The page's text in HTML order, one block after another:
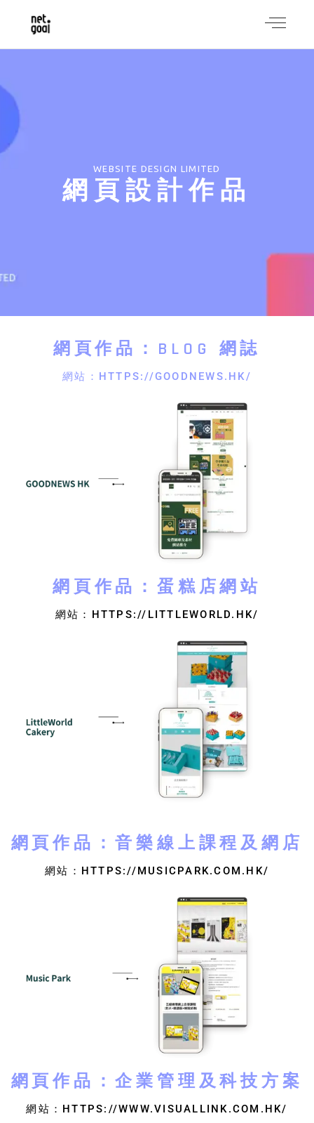
WEBSITE DESIGN LIMITED
網頁設計作品
網頁作品：BLOG 網誌
網站：HTTPS://GOODNEWS.HK/
網頁作品：蛋糕店網站
網站：HTTPS://LITTLEWORLD.HK/
網頁作品：音樂線上課程及網店
網站：HTTPS://MUSICPARK.COM.HK/
網頁作品：企業管理及科技方案
網站：HTTPS://WWW.VISUALLINK.COM.HK/